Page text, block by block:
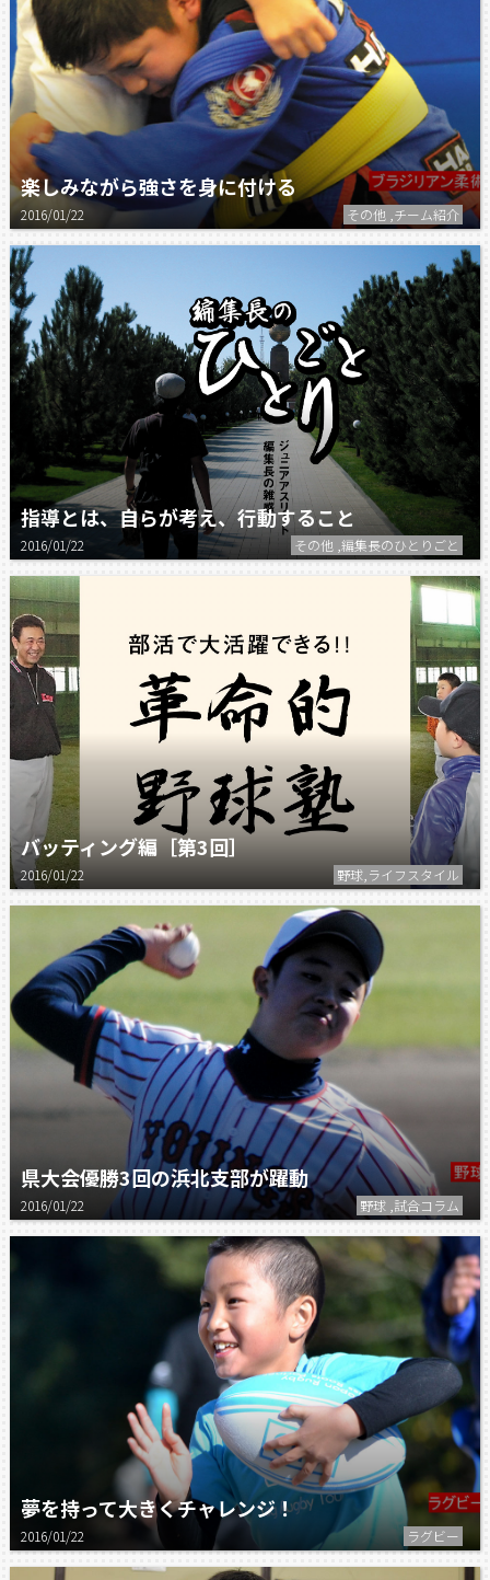
楽しみながら強さを身に付ける
2016/01/22 その他 ,チーム紹介
指導とは、自らが考え、行動すること
2016/01/22 その他 ,編集長のひとりごと
バッティング編［第3回］
2016/01/22 野球,ライフスタイル
県大会優勝3回の浜北支部が躍動
2016/01/22 野球 ,試合コラム
夢を持って大きくチャレンジ！
2016/01/22 ラグビー